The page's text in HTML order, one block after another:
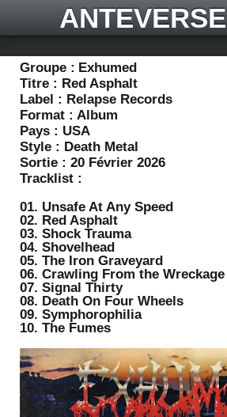
ANTEVERSE
Groupe : Exhumed
Titre : Red Asphalt
Label : Relapse Records
Format : Album
Pays : USA
Style : Death Metal
Sortie : 20 Février 2026
Tracklist :
01. Unsafe At Any Speed
02. Red Asphalt
03. Shock Trauma
04. Shovelhead
05. The Iron Graveyard
06. Crawling From the Wreckage
07. Signal Thirty
08. Death On Four Wheels
09. Symphorophilia
10. The Fumes